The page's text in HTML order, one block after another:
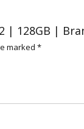
| 128GB |
marked *